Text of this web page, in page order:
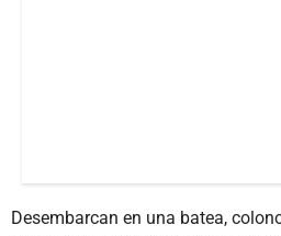
Desembarcan en una batea,